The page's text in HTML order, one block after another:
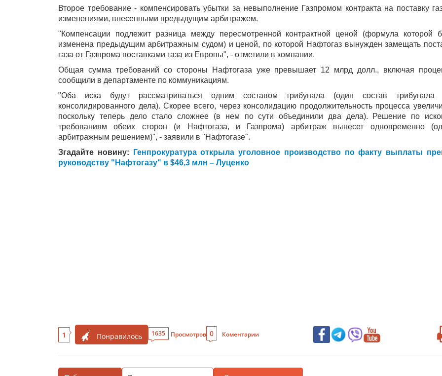
Второе требование - компенсировать убытки за невыполнение Газпромом контракта на поставку
изменениями, внесенными предыдущим арбитражем.
"Компенсации подлежит разница между пересмотренной контрактной ценой (формула которой
изменена предыдущим арбитражным судом) и ценой, по которой Нафтогаз вынужден замещать
газа от Газпрома поставками газа из Европы", - отметили в компании.
Общая сумма требований со стороны Нафтогаза уже превышает 12 млрд долл., включая
сообщили в департаменте по коммуникациям.
"Оба иска будут рассматриваться одним составом трибунала (один состав трибунала
консолидированного дела). Скорее всего, через консолидацию продолжительность процесса
поскольку теперь дело стало сложнее (в нем по сути объединили два дела). Решение по
требованиям обеих сторон (и Нафтогаза, и Газпрома) арбитраж вынесет одновременно
арбитражным решением)", - заявили в "Нафтогазе".
Згадайте новину:
Генпрокуратура открыла уголовное производство по факту выплаты
руководству "Нафтогазу" в $46,3 млн – Луценко
1 Понравилось 1635 Просмотров 0 Коментарии